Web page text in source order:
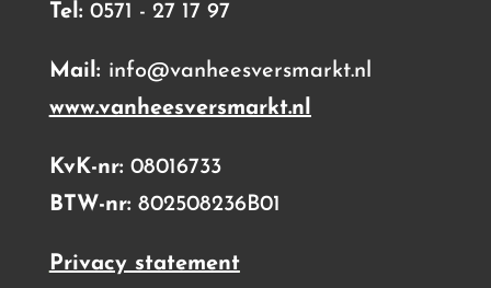
Tel: 0571 - 27 17 97
Mail: info@vanheesversmarkt.nl
www.vanheesversmarkt.nl
KvK-nr: 08016733
BTW-nr: 802508236B01
Privacy statement